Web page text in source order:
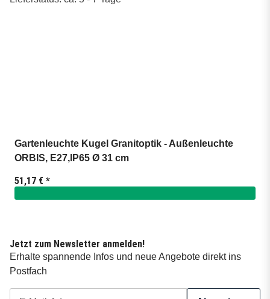
Gartenleuchte Kugel Granitoptik - Außenleuchte
ORBIS, E27,IP65 Ø 31 cm
51,17 € *
Jetzt zum Newsletter anmelden!
Erhalte spannende Infos und neue Angebote direkt ins
Postfach